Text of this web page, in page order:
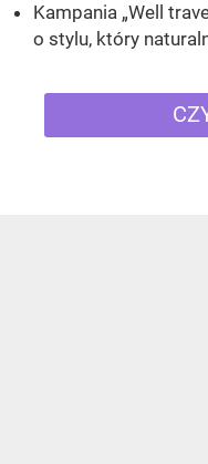
Kampania „Well
o stylu, który